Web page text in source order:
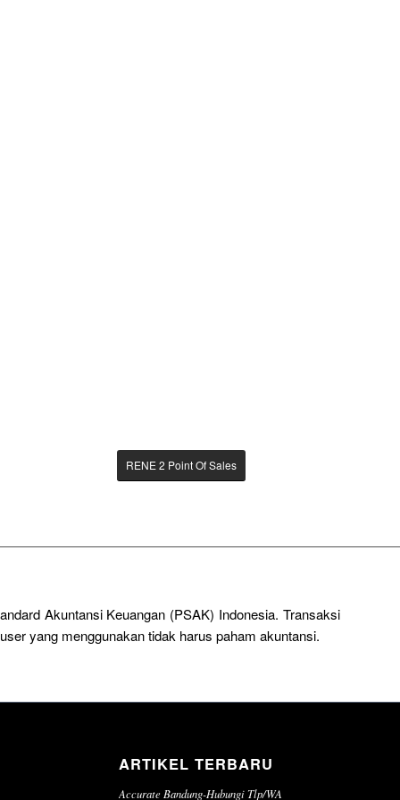
RENE 2 Point Of Sales
Akuntansi Keuangan (PSAK) Indonesia. Transaksi
yang menggunakan tidak harus paham akuntansi.
ARTIKEL TERBARU
Accurate Bandung-Hubungi Tlp/WA